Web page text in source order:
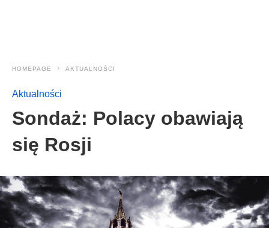
HOMEPAGE AKTUALNOŚCI
Aktualności
Sondaż: Polacy obawiają
się Rosji